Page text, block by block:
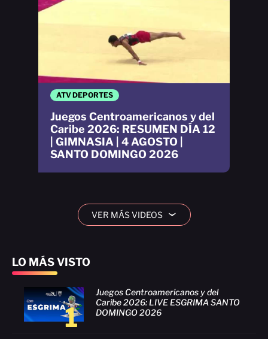
LO MÁS VISTO
1
Juegos Centroamericanos y del
Caribe 2026: LIVE ESGRIMA SANTO
DOMINGO 2026
ATV DEPORTES
Juegos Centroamericanos y del
Caribe 2026: RESUMEN DÍA 12
| GIMNASIA | 4 AGOSTO |
SANTO DOMINGO 2026
VER MÁS VIDEOS ›